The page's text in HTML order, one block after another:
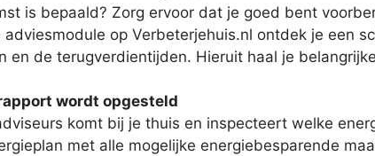
is bepaald? Zorg ervoor dat je goed bent
adviesmodule op Verbeterjehuis.nl ontdek je een
en de terugverdientijden. Hieruit haal je
wordt opgesteld
komt bij je thuis en inspecteert welke
met alle mogelijke energiebesparende